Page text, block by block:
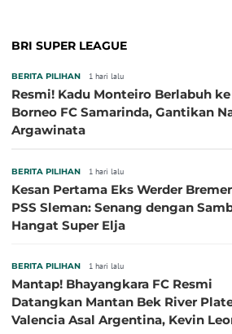
BRI SUPER LEAGUE
BERITA PILIHAN 1 hari lalu
Resmi! Kadu Monteiro Berlabuh ke
Borneo FC Samarinda, Gantikan
Argawinata
BERITA PILIHAN 1 hari lalu
Kesan Pertama Eks Werder
PSS Sleman: Senang dengan
Hangat Super Elja
BERITA PILIHAN 1 hari lalu
Mantap! Bhayangkara FC Resmi
Datangkan Mantan Bek River
Valencia Asal Argentina, Kevin Leonel